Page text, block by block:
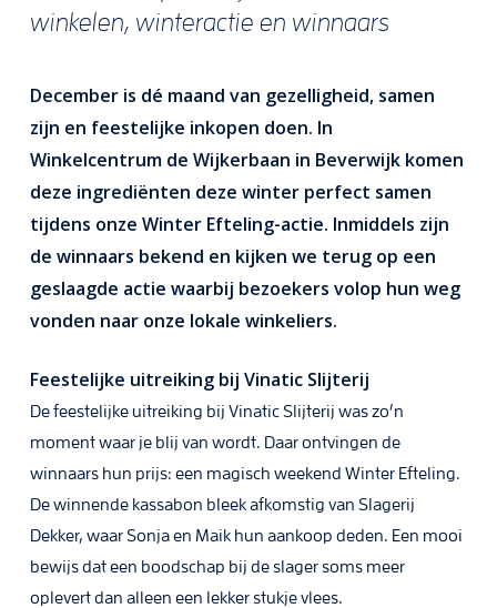
winkelen, winteractie en winnaars
December is dé maand van gezelligheid, samen
zijn en feestelijke inkopen doen. In
Winkelcentrum de Wijkerbaan in Beverwijk komen
deze ingrediënten deze winter perfect samen
tijdens onze Winter Efteling-actie. Inmiddels zijn
de winnaars bekend en kijken we terug op een
geslaagde actie waarbij bezoekers volop hun weg
vonden naar onze lokale winkeliers.
Feestelijke uitreiking bij Vinatic Slijterij
De feestelijke uitreiking bij Vinatic Slijterij was zo’n
moment waar je blij van wordt. Daar ontvingen de
winnaars hun prijs: een magisch weekend Winter Efteling.
De winnende kassabon bleek afkomstig van Slagerij
Dekker, waar Sonja en Maik hun aankoop deden. Een mooi
bewijs dat een boodschap bij de slager soms meer
oplevert dan alleen een lekker stukje vlees.